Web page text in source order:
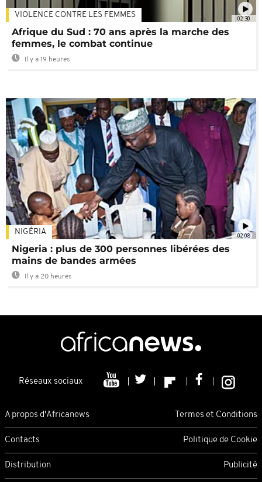
02:30
VIOLENCE CONTRE LES FEMMES
Afrique du Sud : 70 ans après la marche des
femmes, le combat continue
Il y a 19 heures
02:08
NIGÉRIA
Nigeria : plus de 300 personnes libérées des
mains de bandes armées
Il y a 20 heures
Réseaux sociaux
A propos d'Africanews Termes et Conditions
Contacts Politique de Cookie
Distribution Publicité